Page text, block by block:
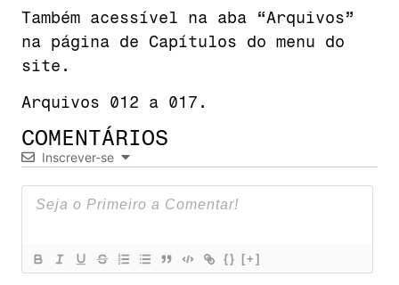
Também acessível na aba “Arquivos”
na página de Capítulos do menu do
site.
Arquivos 012 a 017.
COMENTÁRIOS
Inscrever-se
{} [+]